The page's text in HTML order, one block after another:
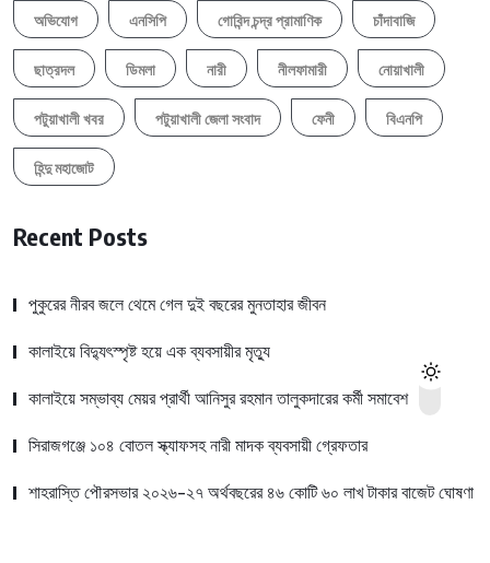
অভিযোগ এনসিপি গোবিন্দ চন্দ্র প্রামাণিক চাঁদাবাজি
ছাত্রদল ডিমলা নারী নীলফামারী নোয়াখালী
পটুয়াখালী খবর পটুয়াখালী জেলা সংবাদ ফেনী বিএনপি
হিন্দু মহাজোট
Recent Posts
পুকুরের নীরব জলে থেমে গেল দুই বছরের মুনতাহার জীবন
কালাইয়ে বিদ্যুৎস্পৃষ্ট হয়ে এক ব্যবসায়ীর মৃত্যু
কালাইয়ে সম্ভাব্য মেয়র প্রার্থী আনিসুর রহমান তালুকদারের কর্মী সমাবেশ
সিরাজগঞ্জে ১০৪ বোতল স্ক্যাফসহ নারী মাদক ব্যবসায়ী গ্রেফতার
শাহরাস্তি পৌরসভার ২০২৬-২৭ অর্থবছরের ৪৬ কোটি ৬০ লাখ টাকার বাজেট ঘোষণা